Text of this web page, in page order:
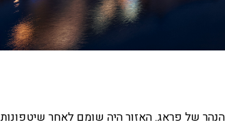
חזית הנהר של פראג. האזור היה שומם לאחר שיטפונות